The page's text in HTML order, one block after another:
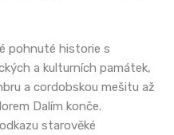
pohnuté historie s
a kulturních památek,
a cordobskou mešitu až
Dalím konče.
starověké